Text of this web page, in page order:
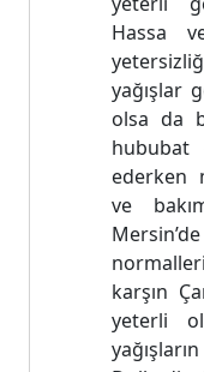
Hassa
yağışlar
olsa da
hububat
ederken
ve
karşın
yeterli